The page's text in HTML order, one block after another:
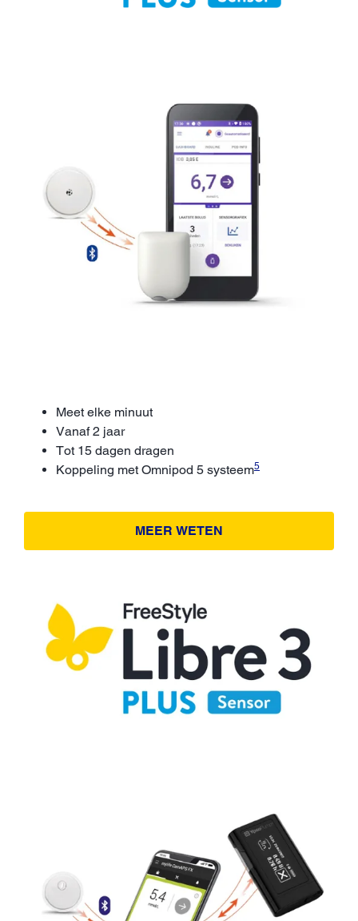
Meet elke minuut
Vanaf 2 jaar
Tot 15 dagen dragen
Koppeling met Omnipod 5 systeem5
MEER WETEN